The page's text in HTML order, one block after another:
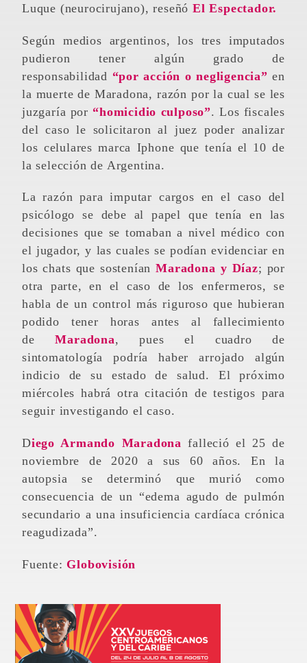
Luque (neurocirujano), reseñóEl Espectador.
Según medios argentinos, los tres imputados
pudieron tener algún grado de
responsabilidad “por acción o negligencia” en
la muerte de Maradona, razón por la cual se les
juzgaría por “homicidio culposo”. Los fiscales
del caso le solicitaron al juez poder analizar
los celulares marca Iphone que tenía el 10 de
la selección de Argentina.
La razón para imputar cargos en el caso del
psicólogo se debe al papel que tenía en las
decisiones que se tomaban a nivel médico con
el jugador, y las cuales se podían evidenciar en
los chats que sosteníanMaradona y Díaz; por
otra parte, en el caso de los enfermeros, se
habla de un control más riguroso que hubieran
podido tener horas antes al fallecimiento
deMaradona, pues el cuadro de
sintomatología podría haber arrojado algún
indicio de su estado de salud. El próximo
miércoles habrá otra citación de testigos para
seguir investigando el caso.
Diego Armando Maradonafalleció el 25 de
noviembre de 2020 a sus 60 años. En la
autopsia se determinó que murió como
consecuencia de un “edema agudo de pulmón
secundario a una insuficiencia cardíaca crónica
reagudizada”.
Fuente: Globovisión